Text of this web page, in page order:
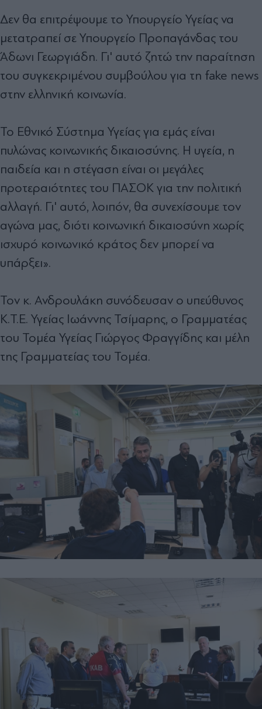
Δεν θα επιτρέψουμε το Υπουργείο Υγείας να
μετατραπεί σε Υπουργείο Προπαγάνδας του
Άδωνι Γεωργιάδη. Γι' αυτό ζητώ την παραίτηση
του συγκεκριμένου συμβούλου για τη fake news
στην ελληνική κοινωνία.
Το Εθνικό Σύστημα Υγείας για εμάς είναι
πυλώνας κοινωνικής δικαιοσύνης. Η υγεία, η
παιδεία και η στέγαση είναι οι μεγάλες
προτεραιότητες του ΠΑΣΟΚ για την πολιτική
αλλαγή. Γι' αυτό, λοιπόν, θα συνεχίσουμε τον
αγώνα μας, διότι κοινωνική δικαιοσύνη χωρίς
ισχυρό κοινωνικό κράτος δεν μπορεί να
υπάρξει».
Τον κ. Ανδρουλάκη συνόδευσαν ο υπεύθυνος
Κ.Τ.Ε. Υγείας Ιωάννης Τσίμαρης, ο Γραμματέας
του Τομέα Υγείας Γιώργος Φραγγίδης και μέλη
της Γραμματείας του Τομέα.